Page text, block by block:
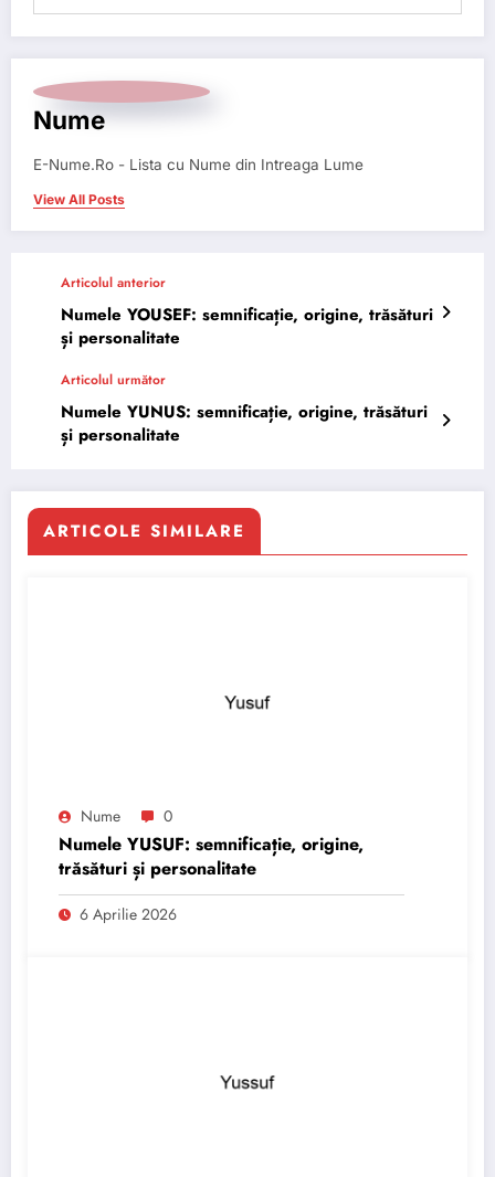
Nume
E-Nume.Ro - Lista cu Nume din Intreaga Lume
View All Posts
Articolul anterior
Numele YOUSEF: semnificație, origine, trăsături
și personalitate
Articolul următor
Numele YUNUS: semnificație, origine, trăsături
și personalitate
ARTICOLE SIMILARE
Nume 0
Numele YUSUF: semnificație, origine,
trăsături și personalitate
6 Aprilie 2026